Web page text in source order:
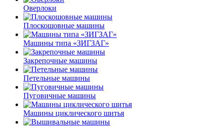
Оверлоки
Плоскошовные машины
Машины типа «ЗИГЗАГ»
Закрепочные машины
Петельные машины
Пуговичные машины
Машины циклического шитья